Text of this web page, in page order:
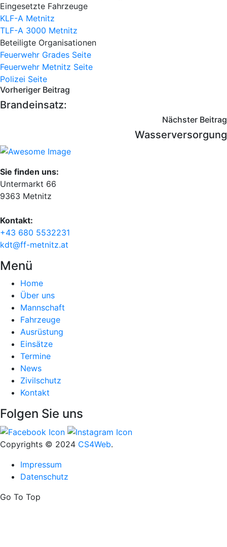
Eingesetzte Fahrzeuge
KLF-A Metnitz
TLF-A 3000 Metnitz
Beteiligte Organisationen
Feuerwehr Grades Seite
Feuerwehr Metnitz Seite
Polizei Seite
Vorheriger Beitrag
Brandeinsatz:
Nächster Beitrag
Wasserversorgung
Sie finden uns:
Untermarkt 66
9363 Metnitz
Kontakt:
+43 680 5532231
kdt@ff-metnitz.at
Menü
Home
Über uns
Mannschaft
Fahrzeuge
Ausrüstung
Einsätze
Termine
News
Zivilschutz
Kontakt
Folgen Sie uns
Copyrights © 2024 CS4Web.
Impressum
Datenschutz
Go To Top